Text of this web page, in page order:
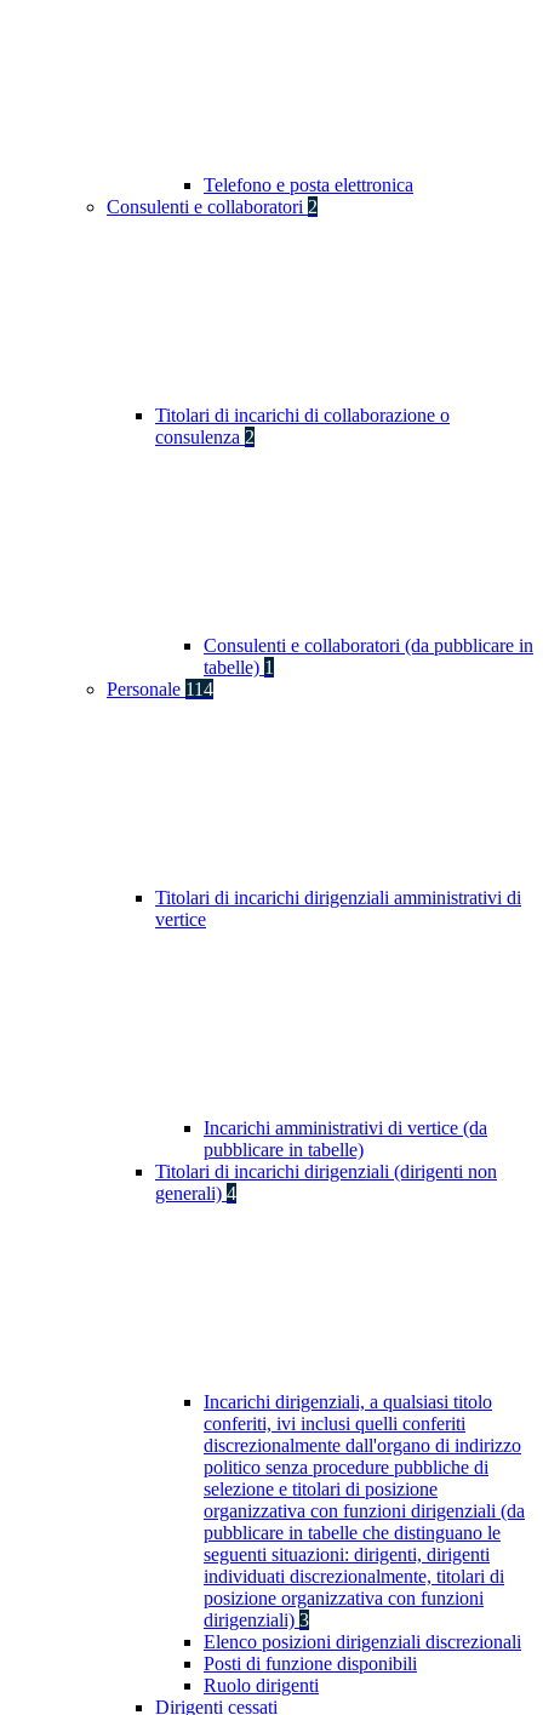
Telefono e posta elettronica
Consulenti e collaboratori 2
Titolari di incarichi di collaborazione o
consulenza 2
Consulenti e collaboratori (da pubblicare in
tabelle) 1
Personale 114
Titolari di incarichi dirigenziali amministrativi di
vertice
Incarichi amministrativi di vertice (da
pubblicare in tabelle)
Titolari di incarichi dirigenziali (dirigenti non
generali) 4
Incarichi dirigenziali, a qualsiasi titolo
conferiti, ivi inclusi quelli conferiti
discrezionalmente dall'organo di indirizzo
politico senza procedure pubbliche di
selezione e titolari di posizione
organizzativa con funzioni dirigenziali (da
pubblicare in tabelle che distinguano le
seguenti situazioni: dirigenti, dirigenti
individuati discrezionalmente, titolari di
posizione organizzativa con funzioni
dirigenziali) 3
Elenco posizioni dirigenziali discrezionali
Posti di funzione disponibili
Ruolo dirigenti
Dirigenti cessati